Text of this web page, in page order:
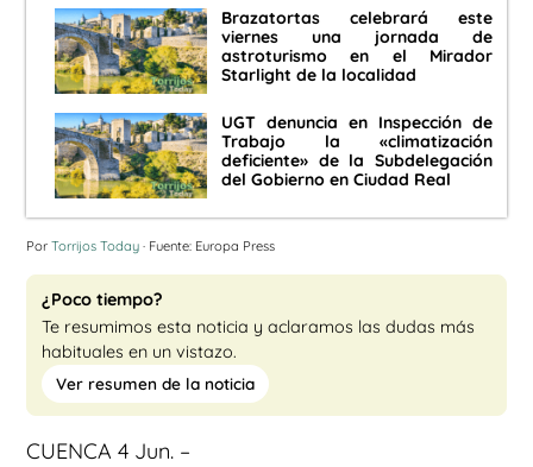
Brazatortas celebrará este
viernes una jornada de
astroturismo en el Mirador
Starlight de la localidad
UGT denuncia en Inspección de
Trabajo la «climatización
deficiente» de la Subdelegación
del Gobierno en Ciudad Real
Por Torrijos Today · Fuente: Europa Press
¿Poco tiempo?
Te resumimos esta noticia y aclaramos las dudas más
habituales en un vistazo.
Ver resumen de la noticia
CUENCA 4 Jun. –